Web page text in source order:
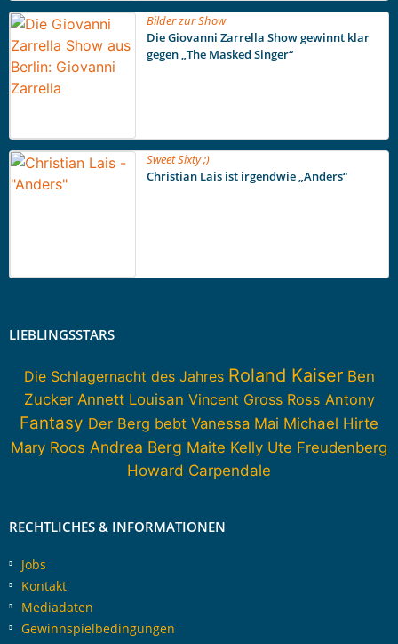
Bilder zur Show
Die Giovanni Zarrella Show gewinnt klar
gegen „The Masked Singer“
Sweet Sixty ;)
Christian Lais ist irgendwie „Anders“
LIEBLINGSSTARS
Die Schlagernacht des Jahres Roland Kaiser Ben
Zucker Annett Louisan Vincent Gross Ross Antony
Fantasy Der Berg bebt Vanessa Mai Michael Hirte
Mary Roos Andrea Berg Maite Kelly Ute Freudenberg
Howard Carpendale
RECHTLICHES & INFORMATIONEN
Jobs
Kontakt
Mediadaten
Gewinnspielbedingungen